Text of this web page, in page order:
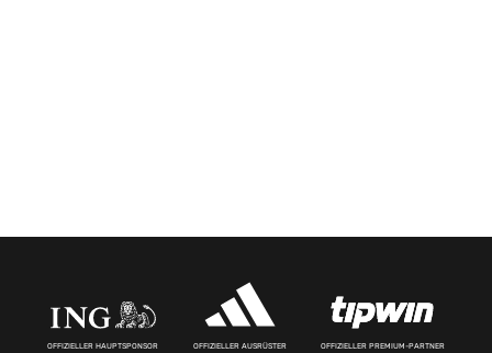
OFFIZIELLER HAUPTSPONSOR OFFIZIELLER AUSRÜSTER OFFIZIELLER PREMIUM-PARTNER